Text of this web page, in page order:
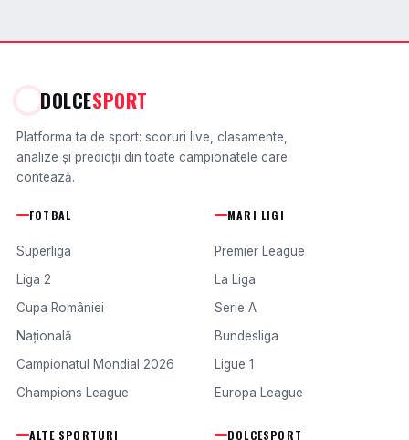
DOLCESPORT
Platforma ta de sport: scoruri live, clasamente,
analize și predicții din toate campionatele care
contează.
FOTBAL
Superliga
Liga 2
Cupa României
Națională
Campionatul Mondial 2026
Champions League
MARI LIGI
Premier League
La Liga
Serie A
Bundesliga
Ligue 1
Europa League
ALTE SPORTURI DOLCESPORT